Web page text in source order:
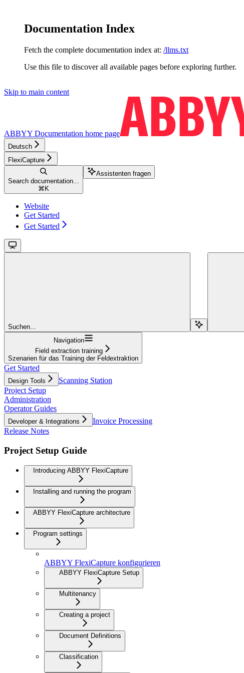
Documentation Index
Fetch the complete documentation index at: /llms.txt
Use this file to discover all available pages before exploring further.
Skip to main content
ABBYY Documentation home page
Deutsch
FlexiCapture
Search documentation...
⌘ K
Assistenten fragen
Website
Get Started
Get Started
Suchen...
Navigation
Field extraction training
Szenarien für das Training der Feldextraktion
Get Started
Design Tools
Scanning Station
Project Setup
Administration
Operator Guides
Developer & Integrations
Invoice Processing
Release Notes
Project Setup Guide
Introducing ABBYY FlexiCapture
Installing and running the program
ABBYY FlexiCapture architecture
Program settings
ABBYY FlexiCapture konfigurieren
ABBYY FlexiCapture Setup
Multitenancy
Creating a project
Document Definitions
Classification